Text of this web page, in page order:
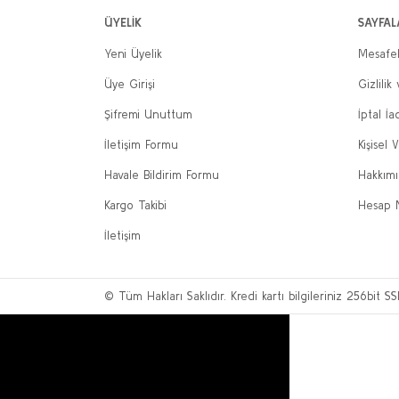
ÜYELİK
Yeni Üyelik
Üye Girişi
Şifremi Unuttum
İletişim Formu
Havale Bildirim Formu
Kargo Takibi
İletişim
Gizlilik
İptal
Kişisel
Hesap
© Tüm Hakları Saklıdır. Kredi kartı bilgileriniz 256bit